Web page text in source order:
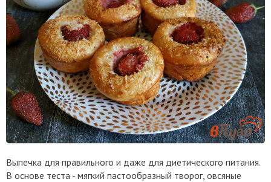
Выпечка для правильного и даже для диетического питания.
В основе теста - мягкий пастообразный творог, овсяные